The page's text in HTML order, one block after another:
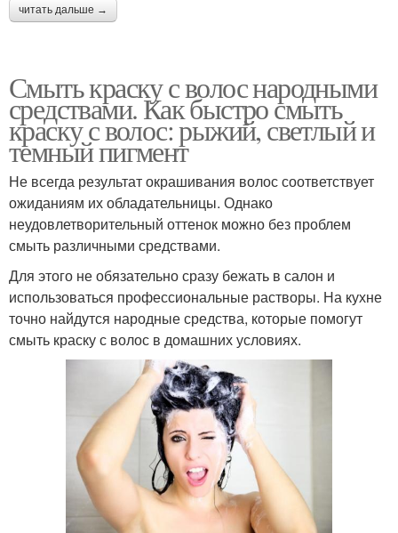
читать дальше →
Смыть краску с волос народными
средствами. Как быстро смыть
краску с волос: рыжий, светлый и
темный пигмент
Не всегда результат окрашивания волос соответствует
ожиданиям их обладательницы. Однако
неудовлетворительный оттенок можно без проблем
смыть различными средствами.
Для этого не обязательно сразу бежать в салон и
использоваться профессиональные растворы. На кухне
точно найдутся народные средства, которые помогут
смыть краску с волос в домашних условиях.